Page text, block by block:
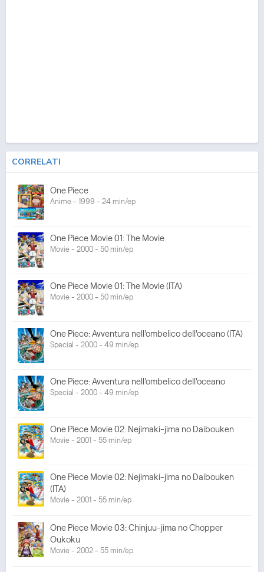
CORRELATI
One Piece
Anime - 1999 - 24 min/ep
One Piece Movie 01: The Movie
Movie - 2000 - 50 min/ep
One Piece Movie 01: The Movie (ITA)
Movie - 2000 - 50 min/ep
One Piece: Avventura nell'ombelico dell'oceano (ITA)
Special - 2000 - 49 min/ep
One Piece: Avventura nell'ombelico dell'oceano
Special - 2000 - 49 min/ep
One Piece Movie 02: Nejimaki-jima no Daibouken
Movie - 2001 - 55 min/ep
One Piece Movie 02: Nejimaki-jima no Daibouken
(ITA)
Movie - 2001 - 55 min/ep
One Piece Movie 03: Chinjuu-jima no Chopper
Oukoku
Movie - 2002 - 55 min/ep